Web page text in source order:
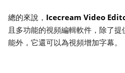
總的來說， Icecream Video
且多功能的視頻編輯軟件，除了
能外，它還可以為視頻增加字幕。